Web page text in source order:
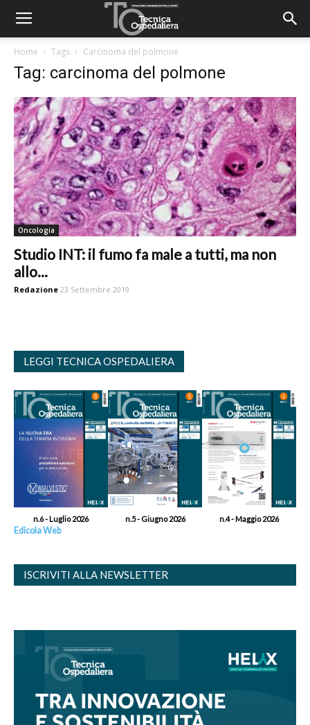
Home Tags Carcinoma del polmone
Tag: carcinoma del polmone
Oncologia
Studio INT: il fumo fa male a tutti, ma non
allo...
Redazione 23 Settembre 2019
LEGGI TECNICA OSPEDALIERA
n.6 - Luglio 2026 n.5 - Giugno 2026 n.4 - Maggio 2026
Edicola Web
ISCRIVITI ALLA NEWSLETTER